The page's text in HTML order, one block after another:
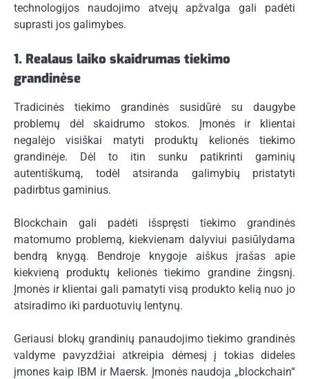
technologijos naudojimo atvejų apžvalga gali padėti
suprasti jos galimybes.
1. Realaus laiko skaidrumas tiekimo
grandinėse
Tradicinės tiekimo grandinės susidūrė su daugybe
problemų dėl skaidrumo stokos. Įmonės ir klientai
negalėjo visiškai matyti produktų kelionės tiekimo
grandinėje. Dėl to itin sunku patikrinti gaminių
autentiškumą, todėl atsiranda galimybių pristatyti
padirbtus gaminius.
Blockchain gali padėti išspręsti tiekimo grandinės
matomumo problemą, kiekvienam dalyviui pasiūlydama
bendrą knygą. Bendroje knygoje aiškus įrašas apie
kiekvieną produktų kelionės tiekimo grandine žingsnį.
Įmonės ir klientai gali pamatyti visą produkto kelią nuo jo
atsiradimo iki parduotuvių lentynų.
Geriausi blokų grandinių panaudojimo tiekimo grandinės
valdyme pavyzdžiai atkreipia dėmesį į tokias dideles
įmones kaip IBM ir Maersk. Įmonės naudoja „blockchain“